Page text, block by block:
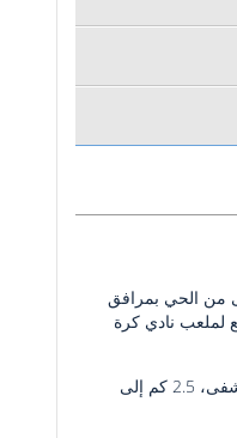
من الحي بمرافق
لملعب نادي كرة
تقع الشقق المبنية حديثًا في الأجزاء الشمالية من الحي وعلى بعد كيلومتر واحد من المدارس الخاصة، 1.8 كم من المستشفى، 2.5 كم إلى